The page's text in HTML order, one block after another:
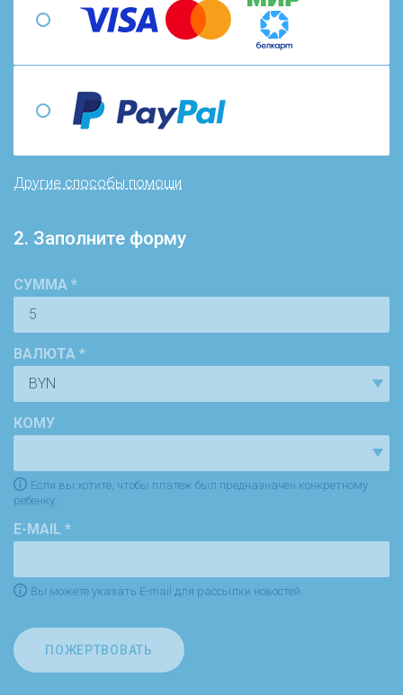
Другие способы помощи
2. Заполните форму
СУММА *
ВАЛЮТА *
КОМУ
Если вы хотите, чтобы платеж был предназначен конкретному
ребенку.
E-MAIL *
Вы можете указать E-mail для рассылки новостей.
ПОЖЕРТВОВАТЬ